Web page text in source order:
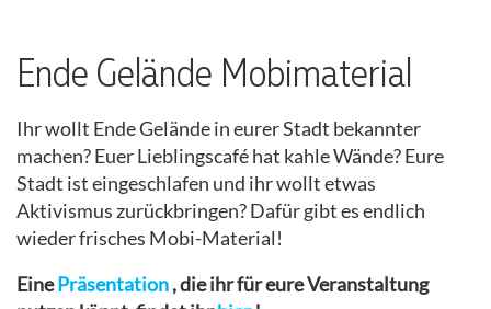
Ende Gelände Mobimaterial
Ihr wollt Ende Gelände in eurer Stadt bekannter
machen? Euer Lieblingscafé hat kahle Wände? Eure
Stadt ist eingeschlafen und ihr wollt etwas
Aktivismus zurückbringen? Dafür gibt es endlich
wieder frisches Mobi-Material!
EinePräsentation, die ihr für eure Veranstaltung